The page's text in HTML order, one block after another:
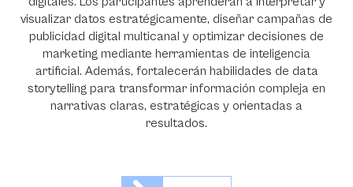
visualizar datos estratégicamente, diseñar campañas de
publicidad digital multicanal y optimizar decisiones de
marketing mediante herramientas de inteligencia
artificial. Además, fortalecerán habilidades de data
storytelling para transformar información compleja en
narrativas claras, estratégicas y orientadas a
resultados.